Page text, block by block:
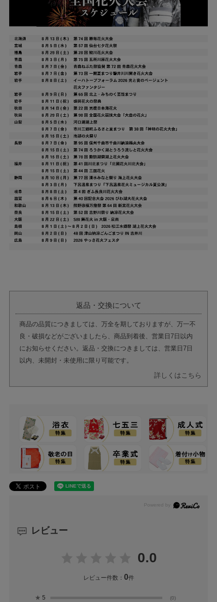
返品・交換について
商品の品質につきましては、万全を期しておりますが、万一不
良・破損などがございましたら、商品到着後、営業日7日以内
にお知らせください。返品・交換につきましては、営業日7日
以内、未開封・未使用に限り可能です。
詳しくはこちら
レビュー
0.0
レビュー件数： 0件
★ 5 (0)